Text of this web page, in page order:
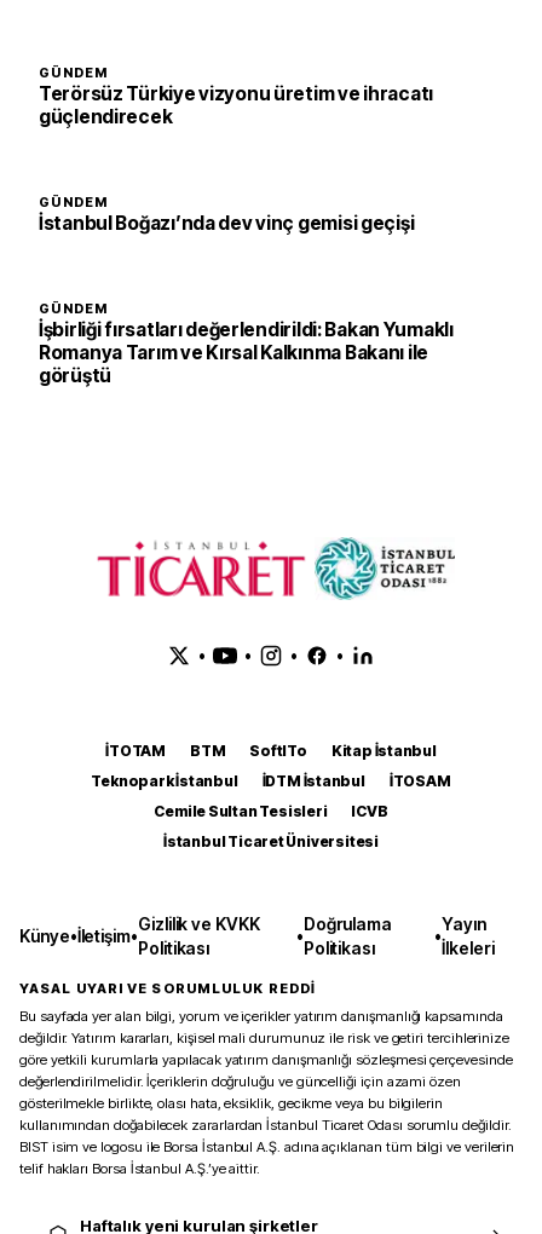
GÜNDEM
Terörsüz Türkiye vizyonu üretim ve ihracatı
güçlendirecek
GÜNDEM
İstanbul Boğazı’nda dev vinç gemisi geçişi
GÜNDEM
İşbirliği fırsatları değerlendirildi: Bakan Yumaklı
Romanya Tarım ve Kırsal Kalkınma Bakanı ile
görüştü
• • • •
İTOTAM BTM SoftITo
Kitap İstanbul
Teknopark İstanbul
İDTM İstanbul
İTOSAM
Cemile Sultan Tesisleri
ICVB
İstanbul Ticaret Üniversitesi
Künye•İletişim•
Gizlilik ve KVKK
Politikası
•
Doğrulama
Politikası
•
Yayın
İlkeleri
YASAL UYARI VE SORUMLULUK REDDİ
Bu sayfada yer alan bilgi, yorum ve içerikler yatırım danışmanlığı kapsamında
değildir. Yatırım kararları, kişisel mali durumunuz ile risk ve getiri tercihlerinize
göre yetkili kurumlarla yapılacak yatırım danışmanlığı sözleşmesi çerçevesinde
değerlendirilmelidir. İçeriklerin doğruluğu ve güncelliği için azami özen
gösterilmekle birlikte, olası hata, eksiklik, gecikme veya bu bilgilerin
kullanımından doğabilecek zararlardan İstanbul Ticaret Odası sorumlu değildir.
BIST isim ve logosu ile Borsa İstanbul A.Ş. adına açıklanan tüm bilgi ve verilerin
telif hakları Borsa İstanbul A.Ş.’ye aittir.
Haftalık yeni kurulan şirketler